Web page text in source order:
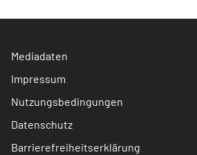
Mediadaten
Impressum
Nutzungsbedingungen
Datenschutz
Barrierefreiheitserklärung